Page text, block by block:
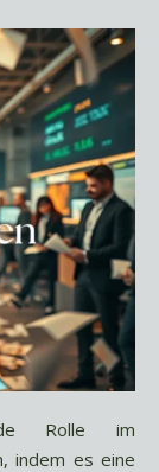
indem es eine